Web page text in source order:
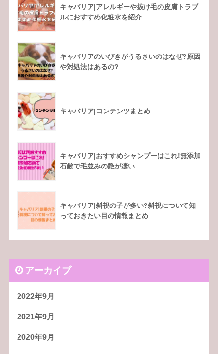
キャバリア|アレルギーや抜け毛の皮膚トラブ
ルにおすすめ化粧水を紹介
キャバリアのいびきがうるさいのはなぜ?原因
や対処法はあるの?
キャバリア|コンテンツまとめ
キャバリア|おすすめシャンプーはこれ!無添加
石鹸で毛並みの艶が凄い
キャバリア|斜視の子が多い?斜視について知
っておきたい目の情報まとめ
アーカイブ
2022年9月
2021年9月
2020年9月